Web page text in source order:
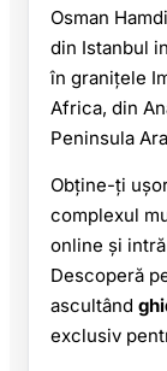
Osman
din Istanbul
în granițele
Africa, din
Peninsula
Obține-ți
complexul
online și
Descoperă
ascultând
exclusiv